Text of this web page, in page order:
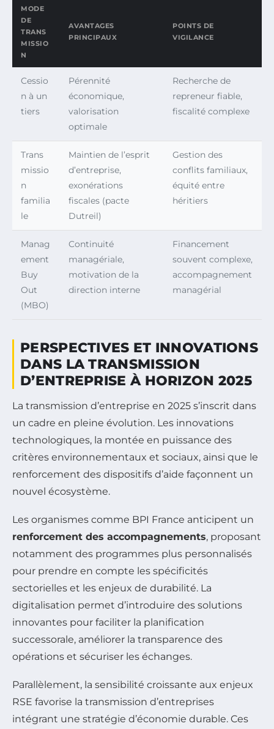
MODE
DE
TRANS
MISSIO
N
AVANTAGES
PRINCIPAUX
POINTS DE
VIGILANCE
Cessio
n à un
tiers
Pérennité
économique,
valorisation
optimale
Recherche de
repreneur fiable,
fiscalité complexe
Trans
missio
n
familia
le
Maintien de l’esprit
d’entreprise,
exonérations
fiscales (pacte
Dutreil)
Gestion des
conflits familiaux,
équité entre
héritiers
Manag
ement
Buy
Out
(MBO)
Continuité
managériale,
motivation de la
direction interne
Financement
souvent complexe,
accompagnement
managérial
PERSPECTIVES ET INNOVATIONS
DANS LA TRANSMISSION
D’ENTREPRISE À HORIZON 2025
La transmission d’entreprise en 2025 s’inscrit dans
un cadre en pleine évolution. Les innovations
technologiques, la montée en puissance des
critères environnementaux et sociaux, ainsi que le
renforcement des dispositifs d’aide façonnent un
nouvel écosystème.
Les organismes comme BPI France anticipent un
renforcement des accompagnements, proposant
notamment des programmes plus personnalisés
pour prendre en compte les spécificités
sectorielles et les enjeux de durabilité. La
digitalisation permet d’introduire des solutions
innovantes pour faciliter la planification
successorale, améliorer la transparence des
opérations et sécuriser les échanges.
Parallèlement, la sensibilité croissante aux enjeux
RSE favorise la transmission d’entreprises
intégrant une stratégie d’économie durable. Ces